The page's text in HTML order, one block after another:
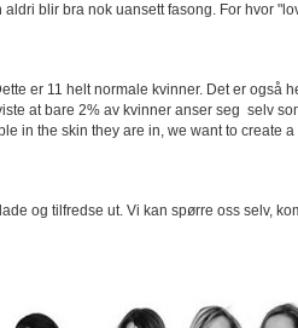
aldri blir bra nok uansett fasong. For hvor
er 11 helt normale kvinner. Det er også
at bare 2% av kvinner anser seg selv
in the skin they are in, we want to create
og tilfredse ut. Vi kan spørre oss selv,